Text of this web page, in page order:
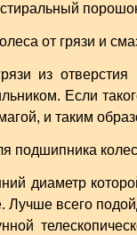
из
Если
и таким
диаметр
Лучше всего